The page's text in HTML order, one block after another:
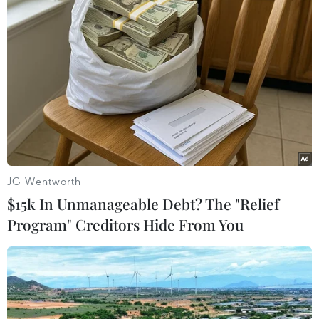
500.000 đồng/tấn.
Cụ thể, ngày 26/4, giá chào phôi trung tần xuất
xưởng tùy theo khu vực hiện phổ biến từ 12,35-
12,55 triệu đồng/tấn, giá chưa VAT, thanh toán
ngay, giao tại kho bên bán.
JG Wentworth
$15k In Unmanageable Debt? The "Relief
Program" Creditors Hide From You